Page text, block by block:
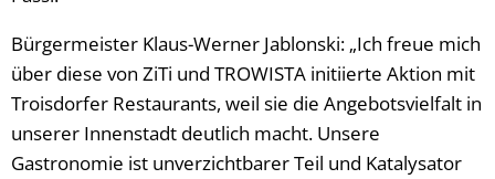
Bürgermeister Klaus-Werner Jablonski: „Ich freue mich
über diese von ZiTi und TROWISTA initiierte Aktion mit
Troisdorfer Restaurants, weil sie die Angebotsvielfalt in
unserer Innenstadt deutlich macht. Unsere
Gastronomie ist unverzichtbarer Teil und Katalysator